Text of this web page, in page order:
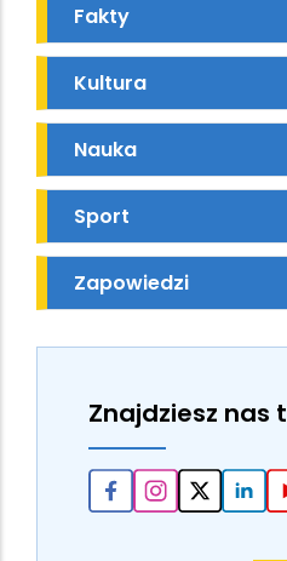
Fakty
Kultura
Nauka
Sport
Zapowiedzi
Znajdziesz nas